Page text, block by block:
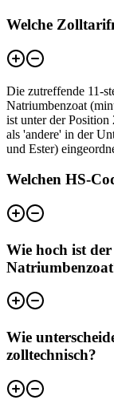
Welche
Die zutreffende 11-
Natriumbenzoat
ist unter der Position
als 'andere' in der
und Ester)
Welchen HS-
Wie hoch ist
Wie
zolltechnisch?